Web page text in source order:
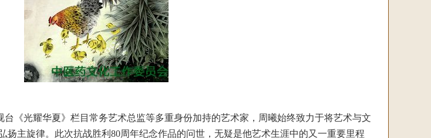
光耀华夏》栏目常务艺术总监等多重身份加持的艺术家，周曦始终致力于将艺术与文
扬主旋律。此次抗战胜利80周年纪念作品的问世，无疑是他艺术生涯中的又一重要里程